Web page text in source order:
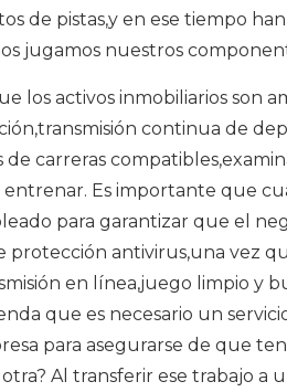
de pistas,y en ese tiempo
jugamos nuestros
los activos inmobiliarios son
continua de
de carreras
entrenar. Es importante que
para garantizar que el
protección antivirus,una vez
en línea,juego limpio y
que es necesario un
para asegurarse de que
Al transferir ese trabajo a